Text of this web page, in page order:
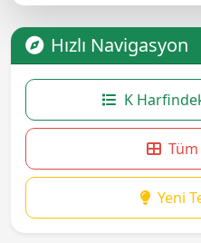
Hızlı Navigasyon
K
Yeni